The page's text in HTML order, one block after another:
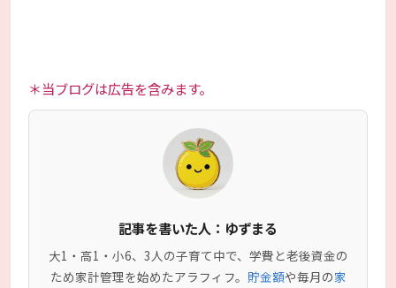
＊当ブログは広告を含みます。
記事を書いた人：ゆずまる
大1・高1・小6、3人の子育て中で、学費と老後資金の
ため家計管理を始めたアラフィフ。 貯金額や毎月の家